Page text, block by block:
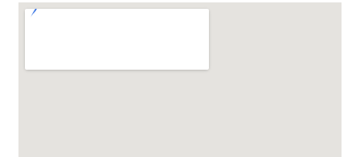
Krwiodawcy
Szpitale